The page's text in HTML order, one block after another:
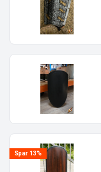
Spar 13%